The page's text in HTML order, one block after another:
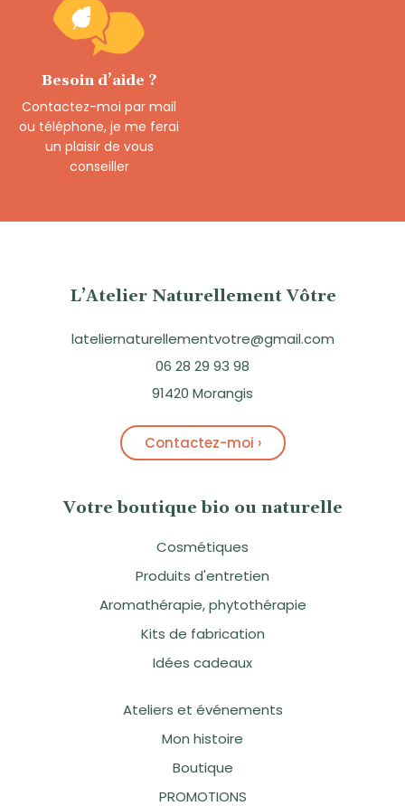
Besoin d’aide ?
Contactez-moi par mail
ou téléphone, je me ferai
un plaisir de vous
conseiller
L’Atelier Naturellement Vôtre
lateliernaturellementvotre@gmail.com
06 28 29 93 98
91420 Morangis
Contactez-moi ›
Votre boutique bio ou naturelle
Cosmétiques
Produits d'entretien
Aromathérapie, phytothérapie
Kits de fabrication
Idées cadeaux
Ateliers et événements
Mon histoire
Boutique
PROMOTIONS